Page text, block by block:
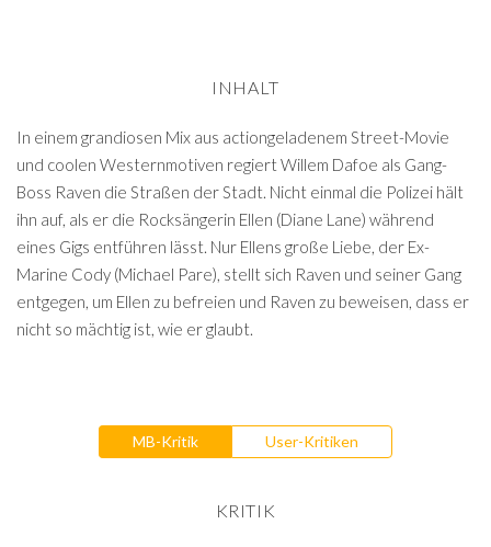
INHALT
In einem grandiosen Mix aus actiongeladenem Street-Movie
und coolen Westernmotiven regiert Willem Dafoe als Gang-
Boss Raven die Straßen der Stadt. Nicht einmal die Polizei hält
ihn auf, als er die Rocksängerin Ellen (Diane Lane) während
eines Gigs entführen lässt. Nur Ellens große Liebe, der Ex-
Marine Cody (Michael Pare), stellt sich Raven und seiner Gang
entgegen, um Ellen zu befreien und Raven zu beweisen, dass er
nicht so mächtig ist, wie er glaubt.
MB-Kritik User-Kritiken
KRITIK